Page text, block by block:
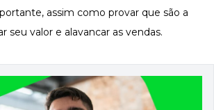
assim como provar que são a
seu valor e alavancar as vendas.